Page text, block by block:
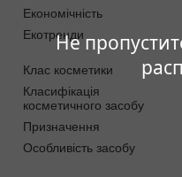
Не
Економічність
Екотренди
Клас косметики
Класифікація
косметичного засобу
Призначення
Особливість засобу